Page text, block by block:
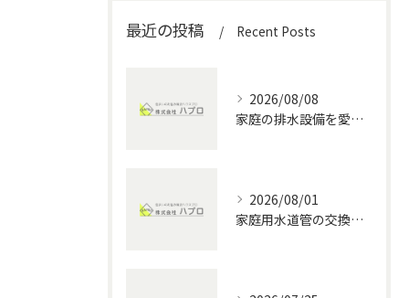
最近の投稿 Recent Posts
2026/08/08
家庭の排水設備を愛知県で安全に管理する水回りメンテナンス徹底ガイド
2026/08/01
家庭用水道管の交換方法と水回りメンテナンスの費用・DIYポイント徹底解説